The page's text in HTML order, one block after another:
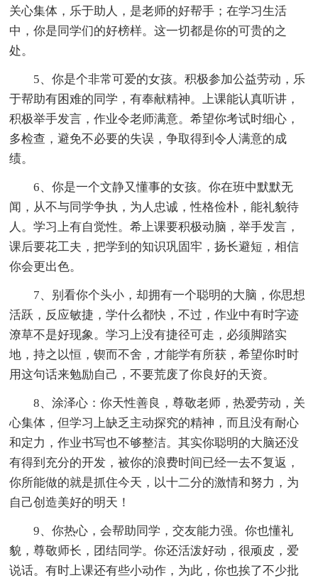
关心集体，乐于助人，是老师的好帮手；在学习生活
中，你是同学们的好榜样。这一切都是你的可贵的之
处。
5、你是个非常可爱的女孩。积极参加公益劳动，乐
于帮助有困难的同学，有奉献精神。上课能认真听讲，
积极举手发言，作业令老师满意。希望你考试时细心，
多检查，避免不必要的失误，争取得到令人满意的成
绩。
6、你是一个文静又懂事的女孩。你在班中默默无
闻，从不与同学争执，为人忠诚，性格俭朴，能礼貌待
人。学习上有自觉性。希上课要积极动脑，举手发言，
课后要花工夫，把学到的知识巩固牢，扬长避短，相信
你会更出色。
7、别看你个头小，却拥有一个聪明的大脑，你思想
活跃，反应敏捷，学什么都快，不过，作业中有时字迹
潦草不是好现象。学习上没有捷径可走，必须脚踏实
地，持之以恒，锲而不舍，才能学有所获，希望你时时
用这句话来勉励自己，不要荒废了你良好的天资。
8、涂泽心：你天性善良，尊敬老师，热爱劳动，关
心集体，但学习上缺乏主动探究的精神，而且没有耐心
和定力，作业书写也不够整洁。其实你聪明的大脑还没
有得到充分的开发，被你的浪费时间已经一去不复返，
你所能做的就是抓住今天，以十二分的激情和努力，为
自己创造美好的明天！
9、你热心，会帮助同学，交友能力强。你也懂礼
貌，尊敬师长，团结同学。你还活泼好动，很顽皮，爱
说话。有时上课还有些小动作，为此，你也挨了不少批